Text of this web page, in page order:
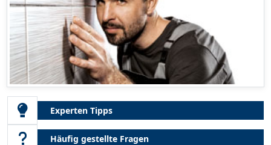
Experten Tipps
Häufig gestellte Fragen